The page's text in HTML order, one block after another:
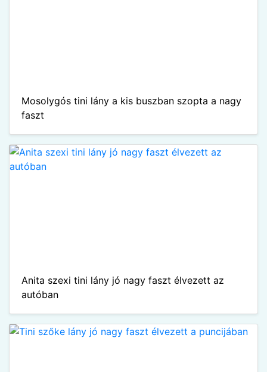
Mosolygós tini lány a kis buszban szopta a nagy
faszt
Anita szexi tini lány jó nagy faszt élvezett az
autóban